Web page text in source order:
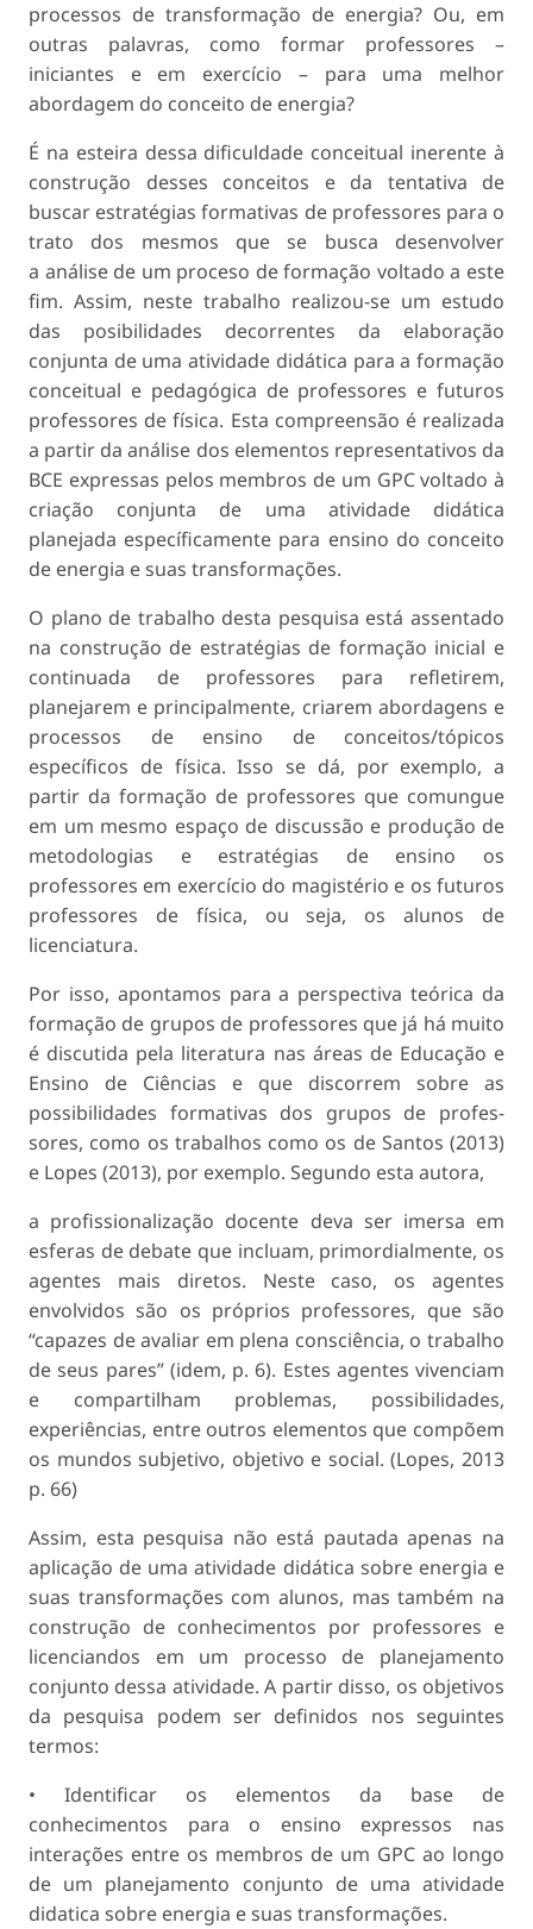
processos de transformação de energia? Ou, em
outras palavras, como formar professores –
iniciantes e em exercício – para uma melhor
abordagem do conceito de energia?
É na esteira dessa dificuldade conceitual inerente à
construção desses conceitos e da tentativa de
buscar estratégias formativas de professores para o
trato dos mesmos que se busca desenvolver
a análise de um proceso de formação voltado a este
fim. Assim, neste trabalho realizou-se um estudo
das posibilidades decorrentes da elaboração
conjunta de uma atividade didática para a formação
conceitual e pedagógica de professores e futuros
professores de física. Esta compreensão é realizada
a partir da análise dos elementos representativos da
BCE expressas pelos membros de um GPC voltado à
criação conjunta de uma atividade didática
planejada específicamente para ensino do conceito
de energia e suas transformações.
O plano de trabalho desta pesquisa está assentado
na construção de estratégias de formação inicial e
continuada de professores para refletirem,
planejarem e principalmente, criarem abordagens e
processos de ensino de conceitos/tópicos
específicos de física. Isso se dá, por exemplo, a
partir da formação de professores que comungue
em um mesmo espaço de discussão e produção de
metodologias e estratégias de ensino os
professores em exercício do magistério e os futuros
professores de física, ou seja, os alunos de
licenciatura.
Por isso, apontamos para a perspectiva teórica da
formação de grupos de professores que já há muito
é discutida pela literatura nas áreas de Educação e
Ensino de Ciências e que discorrem sobre as
possibilidades formativas dos grupos de profes-
sores, como os trabalhos como os de Santos (2013)
e Lopes (2013), por exemplo. Segundo esta autora,
a profissionalização docente deva ser imersa em
esferas de debate que incluam, primordialmente, os
agentes mais diretos. Neste caso, os agentes
envolvidos são os próprios professores, que são
“capazes de avaliar em plena consciência, o trabalho
de seus pares” (idem, p. 6). Estes agentes vivenciam
e compartilham problemas, possibilidades,
experiências, entre outros elementos que compõem
os mundos subjetivo, objetivo e social. (Lopes, 2013
p. 66)
Assim, esta pesquisa não está pautada apenas na
aplicação de uma atividade didática sobre energia e
suas transformações com alunos, mas também na
construção de conhecimentos por professores e
licenciandos em um processo de planejamento
conjunto dessa atividade. A partir disso, os objetivos
da pesquisa podem ser definidos nos seguintes
termos:
• Identificar os elementos da base de
conhecimentos para o ensino expressos nas
interações entre os membros de um GPC ao longo
de um planejamento conjunto de uma atividade
didatica sobre energia e suas transformações.